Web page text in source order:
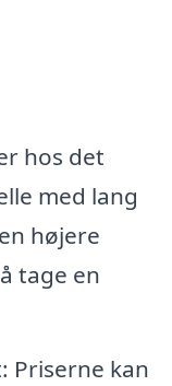
hos det
med lang
højere
tage en
Priserne kan